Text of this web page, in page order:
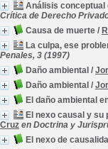
Análisis conceptual
Crítica de Derecho
Causa de muerte /
La culpa, ese
Penales, 3 (1997)
Daño ambiental /
Daño ambiental /
El daño ambiental
El nexo causal y su
Cruz en Doctrina y
El nexo de